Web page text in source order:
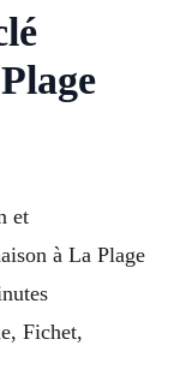
et
à La Plage
Fichet,